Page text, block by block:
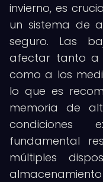
invierno, es
un sistema de
seguro. Las
afectar tanto a
como a los
lo que es
memoria de
condiciones
fundamental
múltiples